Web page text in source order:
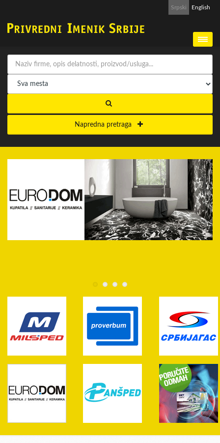
Srpski English
Napredna pretraga